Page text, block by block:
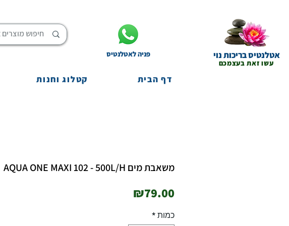
פניה לאטלנטיס אטלנטיס בריכות נוי
עשו זאת בעצמכם
דף הבית קטלוג וחנות
משאבת מים AQUA ONE MAXI 102 - 500L/H
₪79.00
כמות *